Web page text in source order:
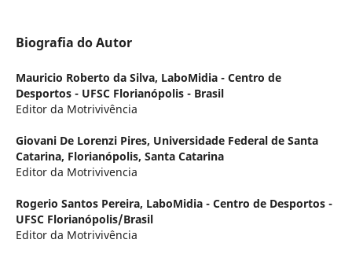
Biografia do Autor
Mauricio Roberto da Silva, LaboMidia - Centro de
Desportos - UFSC Florianópolis - Brasil
Editor da Motrivivência
Giovani De Lorenzi Pires, Universidade Federal de Santa
Catarina, Florianópolis, Santa Catarina
Editor da Motrivivencia
Rogerio Santos Pereira, LaboMidia - Centro de Desportos -
UFSC Florianópolis/Brasil
Editor da Motrivivência